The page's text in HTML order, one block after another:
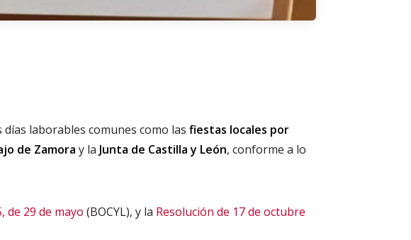
días laborables comunes como lasfiestas locales por
de Zamora y la Junta de Castilla y León, conforme a lo
de 29 de mayo (BOCYL), y la Resolución de 17 de octubre